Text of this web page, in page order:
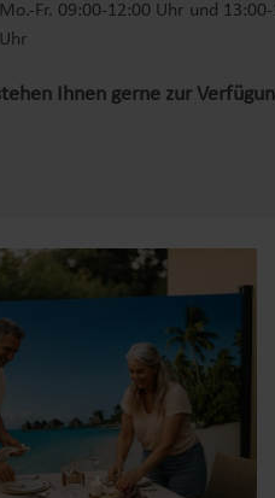
Mo.-Fr. 09:00-12:00 Uhr und
Uhr
Ihnen gerne zur